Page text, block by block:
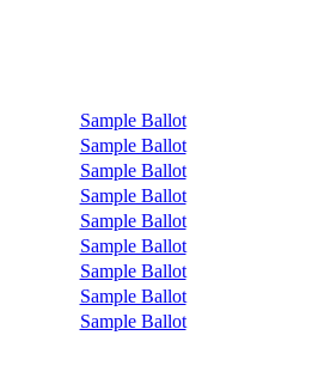
Sample Ballot
Sample Ballot
Sample Ballot
Sample Ballot
Sample Ballot
Sample Ballot
Sample Ballot
Sample Ballot
Sample Ballot